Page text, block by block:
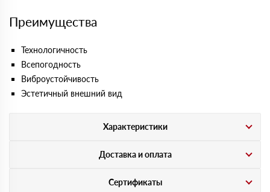
Преимущества
Технологичность
Всепогодность
Виброустойчивость
Эстетичный внешний вид
Характеристики
Доставка и оплата
Сертификаты